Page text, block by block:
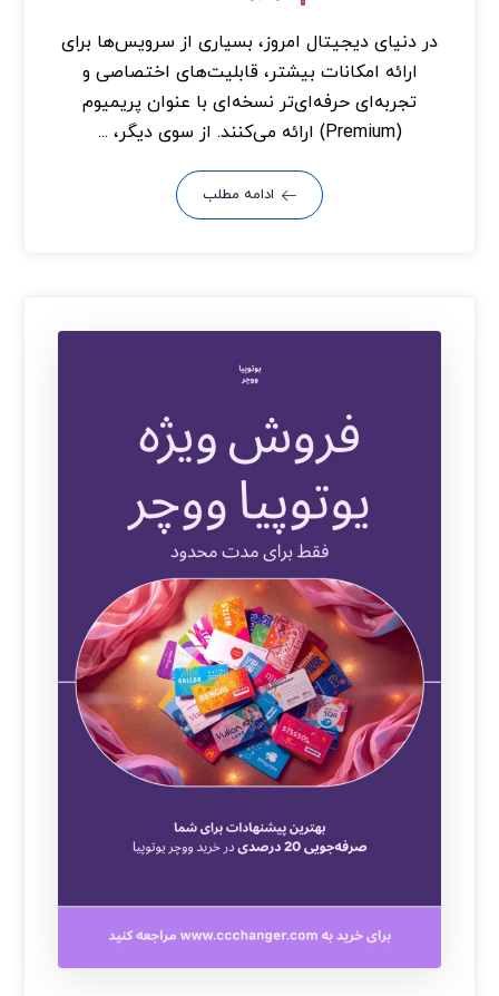
در دنیای دیجیتال امروز، بسیاری از سرویس‌ها برای
ارائه امکانات بیشتر، قابلیت‌های اختصاصی و
تجربه‌ای حرفه‌ای‌تر نسخه‌ای با عنوان پریمیوم
(Premium) ارائه می‌کنند. از سوی دیگر، ...
ادامه مطلب